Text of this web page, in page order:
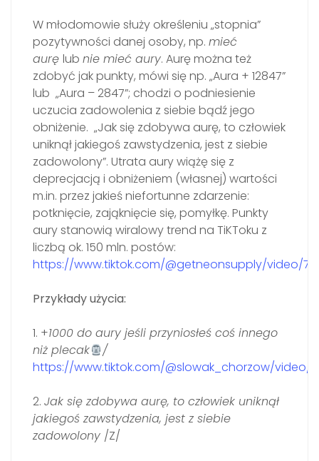
W młodomowie służy określeniu „stopnia”
pozytywności danej osoby, np. mieć
aurę lub nie mieć aury. Aurę można też
zdobyć jak punkty, mówi się np. „Aura + 12847”
lub „Aura – 2847”; chodzi o podniesienie
uczucia zadowolenia z siebie bądź jego
obniżenie. „Jak się zdobywa aurę, to człowiek
uniknął jakiegoś zawstydzenia, jest z siebie
zadowolony”. Utrata aury wiążę się z
deprecjacją i obniżeniem (własnej) wartości
m.in. przez jakieś niefortunne zdarzenie:
potknięcie, zająknięcie się, pomyłkę. Punkty
aury stanowią wiralowy trend na TiKToku z
liczbą ok. 150 mln. postów:
https://www.tiktok.com/@getneonsupply/video/
Przykłady użycia:
1. +1000 do aury jeśli przyniosłeś coś innego
niż plecak
/
https://www.tiktok.com/@slowak_chorzow/video/
2. Jak się zdobywa aurę, to człowiek uniknął
jakiegoś zawstydzenia, jest z siebie
zadowolony /Z/